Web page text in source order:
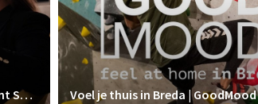
Verzilver je punten in de Breda Student Shop Voel je thuis in Breda | GoodMood